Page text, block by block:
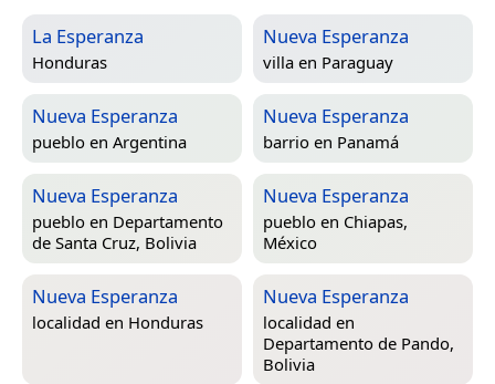
La Esperanza
Honduras
Nueva Esperanza
villa en Paraguay
Nueva Esperanza
pueblo en Argentina
Nueva Esperanza
barrio en Panamá
Nueva Esperanza
pueblo en Departamento
de Santa Cruz, Bolivia
Nueva Esperanza
pueblo en Chiapas,
México
Nueva Esperanza
localidad en Honduras
Nueva Esperanza
localidad en
Departamento de Pando,
Bolivia